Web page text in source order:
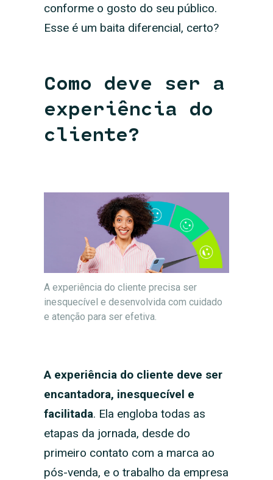
conforme o gosto do seu público.
Esse é um baita diferencial, certo?
Como deve ser a
experiência do
cliente?
A experiência do cliente precisa ser
inesquecível e desenvolvida com cuidado
e atenção para ser efetiva.
A experiência do cliente deve ser
encantadora, inesquecível e
facilitada. Ela engloba todas as
etapas da jornada, desde do
primeiro contato com a marca ao
pós-venda, e o trabalho da empresa